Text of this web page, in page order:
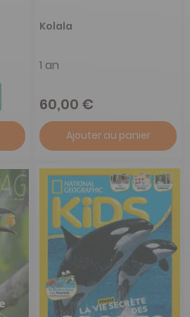
Kolala
1 an
60,00 €
Ajouter au panier